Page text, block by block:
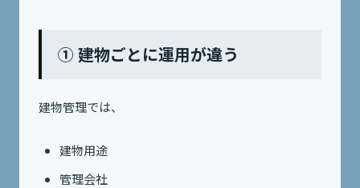
① 建物ごとに運用が違う
建物管理では、
建物用途
管理会社